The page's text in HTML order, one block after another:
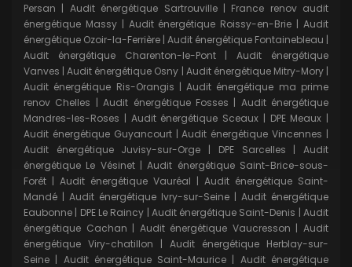
Persan | Audit énergétique Sartrouville | France renov audit
énergétique Massy| Audit énergétique Roissy-en-Brie |Audit
énergétique Ozoir-la-Ferrière | Audit énergétique Fontainebleau |
Audit énergétique Charenton-le-Pont|Audit énergétique
Vanves |Audit énergétique Osny | Audit énergétique Mitry-Mory|
Audit énergétique Ris-Orangis |Audit énergétique ma prime
renov Chelles |Audit énergétique Fosses | Audit énergétique
Mandres-les-Roses | Audit énergétique Sceaux | DPE Meaux |
Audit énergétique Guyancourt|Audit énergétique Vincennes |
Audit énergétique Juvisy-sur-Orge | DPE Sarcelles |Audit
énergétique Le Vésinet|Audit énergétique Saint-Brice-sous-
Forêt | Audit énergétique Vauréal | Audit énergétique Saint-
Mandé | Audit énergétique Ivry-sur-Seine | Audit énergétique
Eaubonne | DPE Le Raincy | Audit énergétique Saint-Denis |Audit
énergétique Cachan | Audit énergétique Vaucresson |Audit
énergétique Viry-chatillon | Audit énergétique Herblay-sur-
Seine | Audit énergétique Saint-Maurice | Audit énergétique